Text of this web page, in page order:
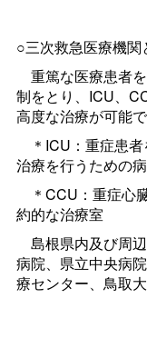
○三次救急医療機関
重篤な医療患者
制をとり、ICU、
高度な治療が可能
＊ICU：重症患者
治療を行うための
＊CCU：重症心
約的な治療室
島根県内及び周
病院、県立中央病
療センター、鳥取